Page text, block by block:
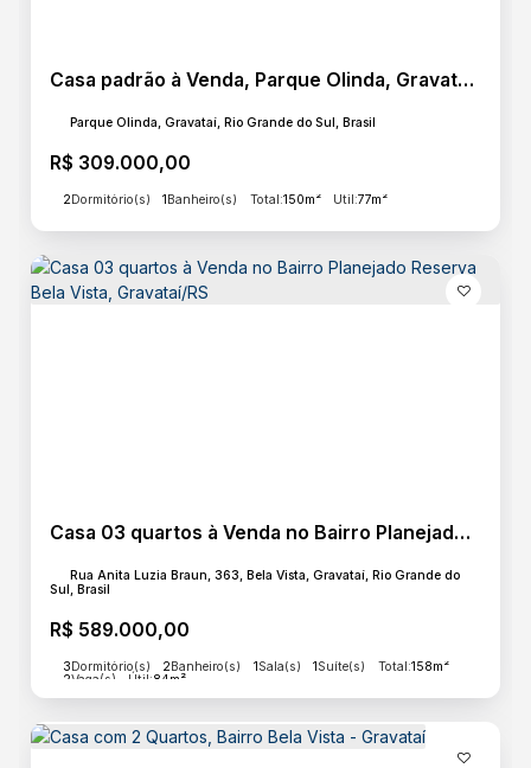
Casa padrão à Venda, Parque Olinda, Gravataí, RS
R$ 309.000,00
Parque Olinda, Gravataí, Rio Grande do Sul, Brasil
2Dormitório(s) 1Banheiro(s) Total:150m² Útil:77m²
Casa 03 quartos à Venda no Bairro Planejado Reserva Bela Vista, Gravataí/RS
R$ 589.000,00
Rua Anita Luzia Braun, 363, Bela Vista, Gravataí, Rio Grande do
Sul, Brasil
3Dormitório(s) 2Banheiro(s) 1Sala(s) 1Suíte(s) Total:158m²
2Vaga(s) Útil:84m²